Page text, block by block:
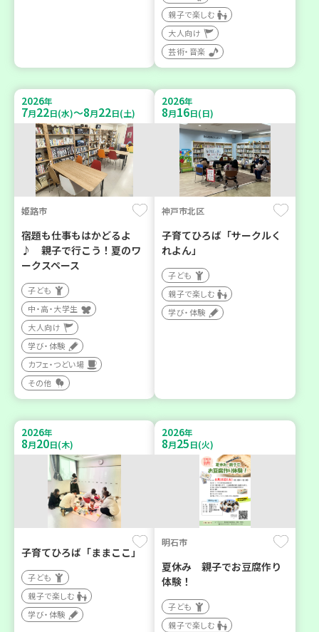
親子で楽しむ
大人向け
芸術・音楽
2026年
7月22日(水)～8月22日(土)
姫路市
宿題も仕事もはかどるよ
♪ 親子で行こう！夏のワ
ークスペース
子ども
中・高・大学生
大人向け
学び・体験
カフェ・つどい場
その他
2026年
8月16日(日)
神戸市北区
子育てひろば「サークルく
れよん」
子ども
親子で楽しむ
学び・体験
2026年
8月20日(木)
子育てひろば「ままここ」
子ども
親子で楽しむ
学び・体験
2026年
8月25日(火)
明石市
夏休み 親子でお豆腐作り
体験！
子ども
親子で楽しむ